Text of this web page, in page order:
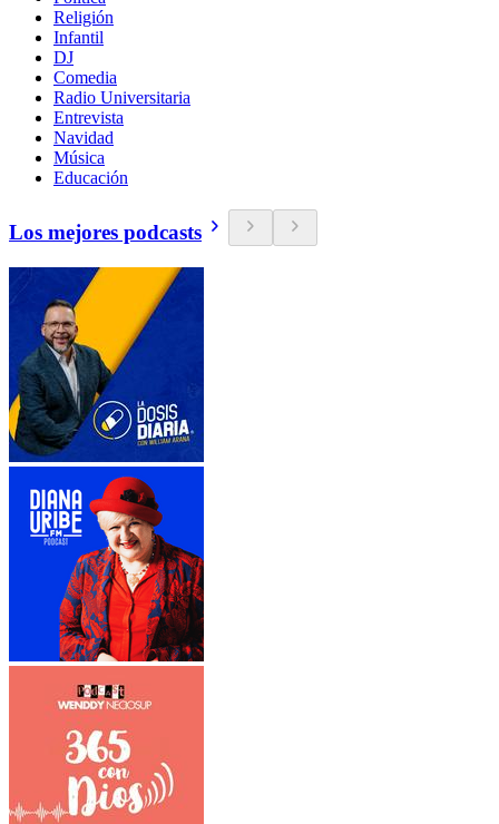
Religión
Infantil
DJ
Comedia
Radio Universitaria
Entrevista
Navidad
Música
Educación
Los mejores podcasts